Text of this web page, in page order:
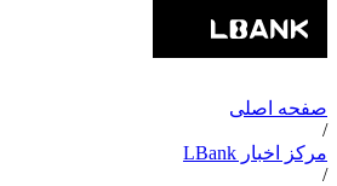
صفحه اصلی
/
مرکز اخبار LBank
/